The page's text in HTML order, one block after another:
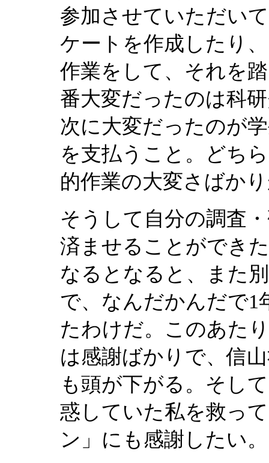
参加させていただい
ケートを作成したり
作業をして、それを
番大変だったのは科
次に大変だったのが
を支払うこと。どち
的作業の大変さばか
そうして自分の調査
済ませることができ
なるとなると、また
で、なんだかんだで1
たわけだ。このあた
は感謝ばかりで、信
も頭が下がる。そし
惑していた私を救っ
ン」にも感謝したい。